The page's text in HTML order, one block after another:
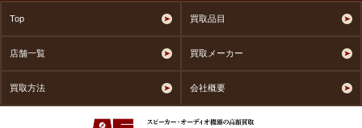
Top 買取品目
店舗一覧 買取メーカー
買取方法 会社概要